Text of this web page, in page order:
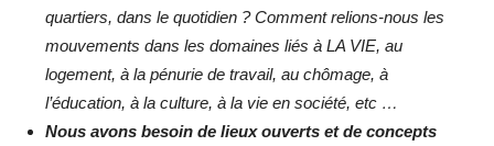
quartiers, dans le quotidien ? Comment relions-nous les
mouvements dans les domaines liés à LA VIE, au
logement, à la pénurie de travail, au chômage, à
l’éducation, à la culture, à la vie en société, etc …
Nous avons besoin de lieux ouverts et de concepts